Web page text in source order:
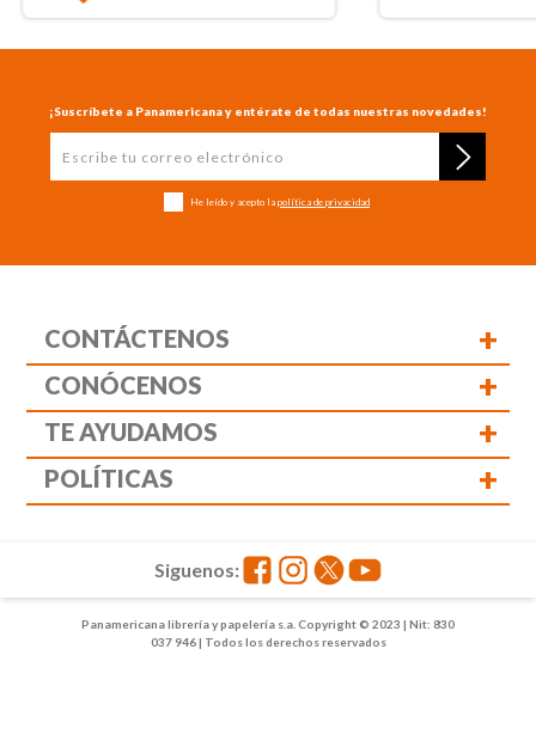
¡Suscríbete a Panamericana y entérate de todas nuestras novedades!
He leído y acepto la política de privacidad
CONTÁCTENOS +
CONÓCENOS +
TE AYUDAMOS +
POLÍTICAS +
Panamericana librería y papelería s.a. Copyright © 2023 | Nit: 830
037 946 | Todos los derechos reservados
Siguenos: